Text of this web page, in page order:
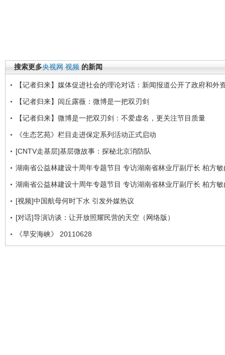
搜索更多央视网 视频 的新闻
【记者归来】媒体促进社会的理论对话：新闻报道公开了政府和外
【记者归来】闾丘露薇：微博是一把双刃剑
【记者归来】微博是一把双刃剑：不爱虚名，更关注节目质量
《生态艺苑》栏目走进保定系列活动正式启动
[CNTV走基层]基层微故事：探秘北京消防队
湖南省公益林建设十周年专题节目 专访湖南省林业厅副厅长 柏方
湖南省公益林建设十周年专题节目 专访湖南省林业厅副厅长 柏方
[视频]中国航母何时下水 引发外媒热议
[对话]导演访谈：让开放照耀民营的天空（网络版）
《早安海峡》 20110628